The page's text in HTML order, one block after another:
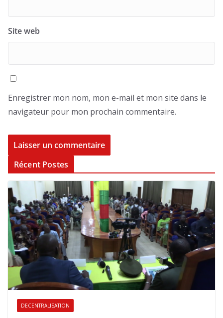
Site web
Enregistrer mon nom, mon e-mail et mon site dans le
navigateur pour mon prochain commentaire.
Récent Postes
DECENTRALISATION